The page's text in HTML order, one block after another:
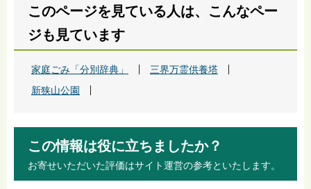
このページを見ている人は、こんなペー
ジも見ています
家庭ごみ「分別辞典」
三界万霊供養塔
新狭山公園
この情報は役に立ちましたか？
お寄せいただいた評価はサイト運営の参考といたします。